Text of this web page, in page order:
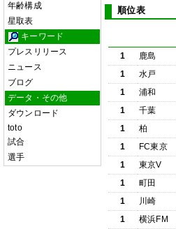
年齢構成
星取表
キーワード
プレスリリース
ニュース
ブログ
データ・その他
ダウンロード
toto
試合
選手
順位表
1 鹿島
1
水戸
1
浦和
1
千葉
1
柏
1
FC東京
1
東京V
1
町田
1
川崎
1
横浜FM